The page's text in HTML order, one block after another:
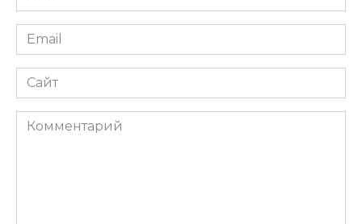
*
Email
*
Сайт
Комментарий